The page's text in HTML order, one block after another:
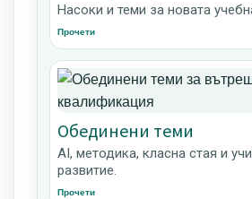
Насоки и теми за новата
Прочети
Обединени теми
AI, методика, класна стая и
развитие.
Прочети